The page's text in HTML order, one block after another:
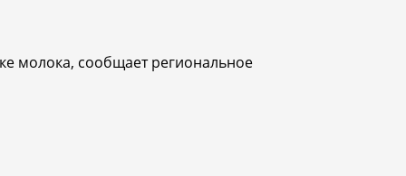
молока, сообщает региональное